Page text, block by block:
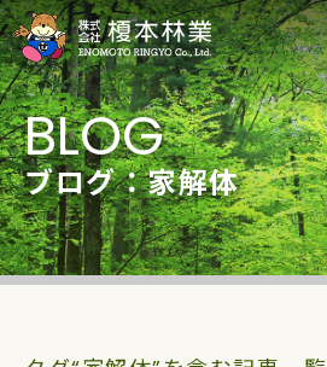
ブログ：家解体